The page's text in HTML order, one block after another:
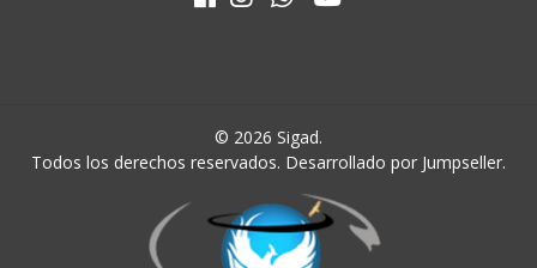
© 2026 Sigad.
Todos los derechos reservados. Desarrollado por Jumpseller.